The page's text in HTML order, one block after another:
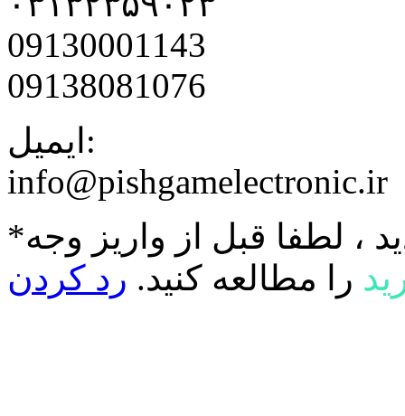
09130001143
09138081076
ایمیل:
info@pishgamelectronic.ir
، لطفا قبل از واریز وجه
را مطالعه کنید. رد کردن